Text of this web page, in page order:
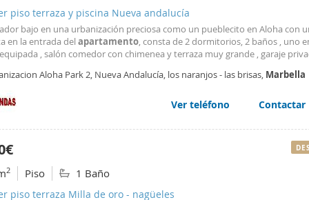
piso terraza y piscina Nueva andalucía
bajo en una urbanización preciosa como un pueblecito en Aloha con
en la entrada del apartamento, consta de 2 dormitorios, 2 baños , uno
, salón comedor con chimenea y terraza muy grande , garaje
queda libre a finales de abril , 2 meses de fianza , mes de agencia y 3 meses
Aloha Park 2, Nueva Andalucía, los naranjos - las brisas, Marbella
Ver teléfono Contactar
2 Piso 1 Baño
piso terraza Milla de oro - nagüeles